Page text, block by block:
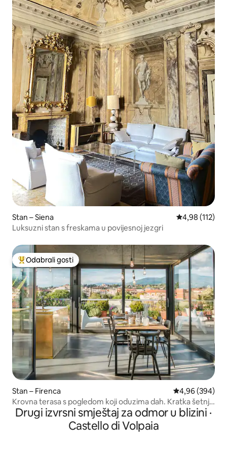
Stan – Siena Prosječna
4,98 (112)
Luksuzni stan s freskama u povijesnoj jezgri
Među najviše rangiranima s oznakom „Odabrali gosti”
Odabrali gosti
Stan – Firenca Prosječna
4,96 (394)
Krovna terasa s pogledom koji oduzima dah. Kratka šetnja
do katedrale.
Drugi izvrsni smještaj za odmor u blizini ·
Castello di Volpaia